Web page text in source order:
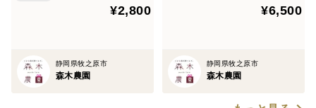
¥2,800
静岡県牧之原市
森木農園
¥6,500
静岡県牧之原市
森木農園